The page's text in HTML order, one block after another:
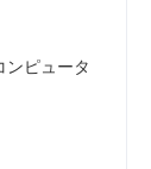
ンピュータ